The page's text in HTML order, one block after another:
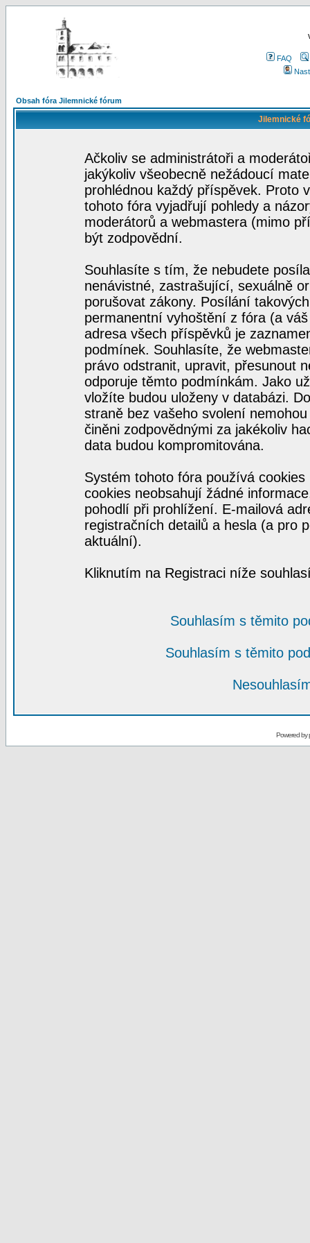
FAQ
Obsah fóra Jilemnické fórum
Jilemnické
Ačkoliv se administrátoři a
jakýkoliv všeobecně nežádoucí
prohlédnou každý příspěvek. Proto
tohoto fóra vyjadřují pohledy a
moderátorů a webmastera (mimo
být zodpovědní.
Souhlasíte s tím, že nebudete
nenávistné, zastrašující, sexuálně
porušovat zákony. Posílání
permanentní vyhoštění z fóra (a
adresa všech příspěvků je
podmínek. Souhlasíte, že
právo odstranit, upravit, přesunout
odporuje těmto podmínkám. Jako
vložíte budou uloženy v databázi.
straně bez vašeho svolení
činěni zodpovědnými za jakékoliv
data budou kompromitována.
Systém tohoto fóra používá
cookies neobsahují žádné
pohodlí při prohlížení. E-mailová
registračních detailů a hesla (a pro
aktuální).
Kliknutím na Registraci níže
Souhlasím s těmito
Souhlasím s těmito
Powered by